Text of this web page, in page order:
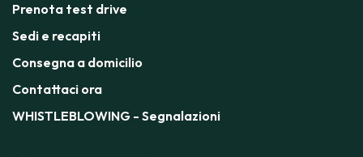
Prenota test drive
Sedi e recapiti
Consegna a domicilio
Contattaci ora
WHISTLEBLOWING - Segnalazioni